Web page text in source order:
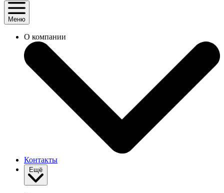
Меню
О компании
Контакты